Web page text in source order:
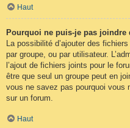
Haut
Pourquoi ne puis-je pas joindre
La possibilité d’ajouter des
par groupe, ou par utilisateur.
l’ajout de fichiers joints pour le
être que seul un groupe peut en
vous ne savez pas pourquoi vous
sur un forum.
Haut